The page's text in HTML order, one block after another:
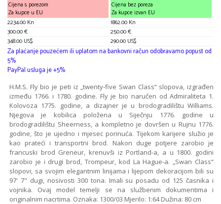
Cijena s porezom
Za kupce u EU
2234.00 Kn
300.00 €
348.00 US$
Cijena bez poreza
Za kupce izvan EU
1862.00 Kn
250.00 €
290.00 US$
Za plaćanje pouzećem ili uplatom na bankovni račun odobravamo popust od
5%
PayPal usluga je +5%
H.M.S. Fly bio je peti iz „twenty-five Swan Class“ slopova, izgrađen
između 1766. i 1780. godine. Fly je bio naručen od Admiraliteta 1.
Kolovoza 1775. godine, a dizajner je u brodogradilištu Williams.
Njegova je kobilica položena u Siječnju 1776. godine u
brodogradilištu Sheerness, a kompletno je dovršen u Rujnu 1776.
godine, što je ujedno i mjesec porinuća. Tijekom karijere služio je
kao prateći i transportni brod. Nakon duge potjere zarobio je
francuski brod Greneur, krenuvši iz Portland-a, a u 1800. godini
zarobio je i drugi brod, Trompeur, kod La Hague-a. „Swan Class“
slopovi, sa svojim elegantnim linijama i lijepom dekoracijom bili su
97' 7" dugi, nosivosti 300 tona. Imali su posadu od 125 časnika i
vojnika. Ovaj model temelji se na službenim dokumentima i
originalnim nacrtima. Oznaka: 1300/03 Mjerilo: 1:64 Dužina: 80 cm